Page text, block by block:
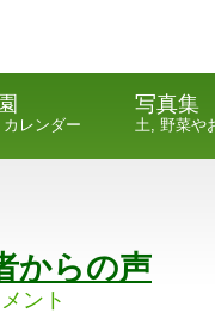
レンダー
写真集
土, 野菜や
からの声
ント